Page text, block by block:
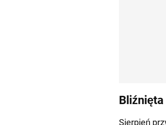
Bliźnięta
Sierpień